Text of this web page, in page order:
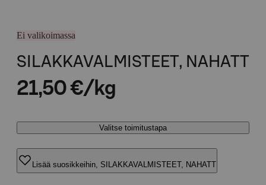
Ei valikoimassa
SILAKKAVALMISTEET, NAHATT
21,50 €/kg
Valitse toimitustapa
Lisää suosikkeihin, SILAKKAVALMISTEET, NAHATT